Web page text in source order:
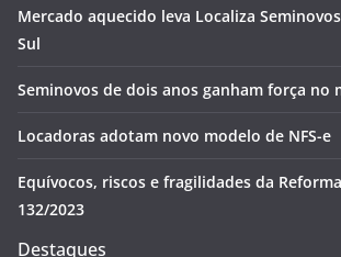
Mercado aquecido leva Localiza
Sul
Seminovos de dois anos ganham força no
Locadoras adotam novo modelo de NFS-e
Equívocos, riscos e fragilidades da
132/2023
Destaques